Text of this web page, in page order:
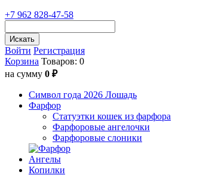
+7 962 828-47-58
Искать
Войти Регистрация
Корзина Товаров: 0
на сумму 0 ₽
Символ года 2026 Лошадь
Фарфор
Статуэтки кошек из фарфора
Фарфоровые ангелочки
Фарфоровые слоники
Ангелы
Копилки